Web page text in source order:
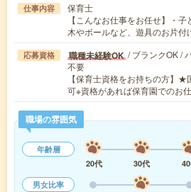
仕事内容
保育士
【こんなお仕事をお任せ】・
木やボールなど、遊具のお片
応募資格 職種未経験OK / ブランクOK /
不要
【保育士資格をお持ちの方】
可※資格があれば保育園でのお
職場の雰囲気
年齢層
20代
30代
男女比率